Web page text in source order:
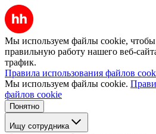
Мы используем файлы cookie, чтобы
правильную работу нашего веб-
трафик.
Правила использования файлов
Мы используем файлы cookie.
файлов cookie
Понятно
Ищу сотрудника